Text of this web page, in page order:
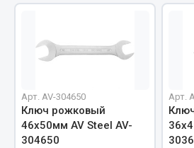
Режущий инструмент
Столярный инструмент
Показать ещё
Арт. AV-304650
Ключ рожковый
46х50мм AV Steel AV-
304650
Арт.